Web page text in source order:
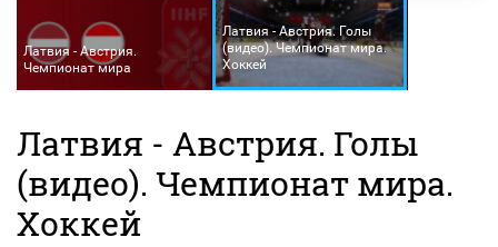
Латвия - Австрия.
Чемпионат мира
Латвия - Австрия. Голы
(видео). Чемпионат мира.
Хоккей
Латвия - Австрия. Голы
(видео). Чемпионат мира.
Хоккей